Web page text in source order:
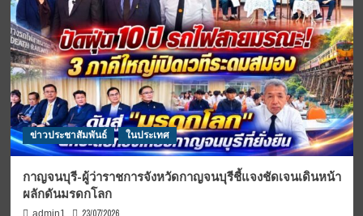
ข่าวประชาสัมพันธ์ ในประเทศ
กาญจนบุรี-ผู้ว่าราชการจังหวัดกาญจนบุรีชี้แจงชัดเจนเดินหน้า
ผลักดันมรดกโลก